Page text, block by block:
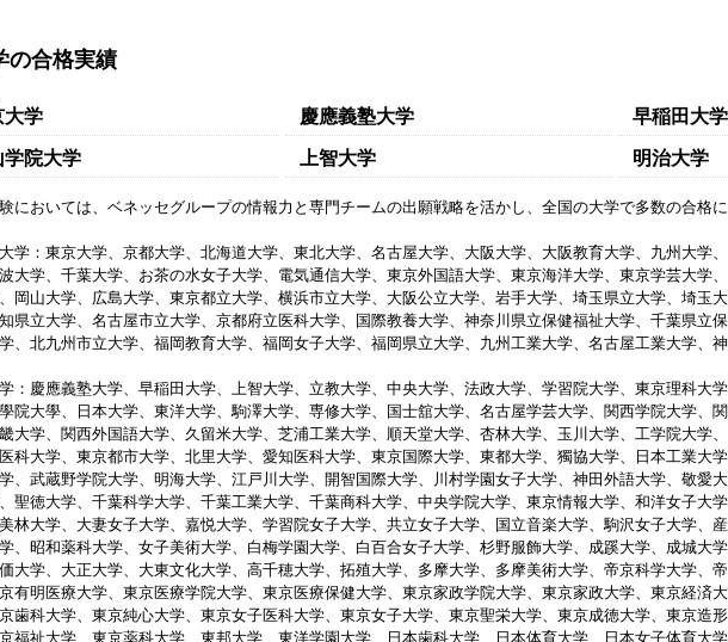
の合格実績
大学 慶應義塾大学 早稲田大学
学院大学 上智大学 明治大学
においては、ベネッセグループの情報力と専門チームの出願戦略を活かし、全国の大学で多数の合格
学：東京大学、京都大学、北海道大学、東北大学、名古屋大学、大阪大学、大阪教育大学、九州大学
大学、千葉大学、お茶の水女子大学、電気通信大学、東京外国語大学、東京海洋大学、東京学芸大学
岡山大学、広島大学、東京都立大学、横浜市立大学、大阪公立大学、岩手大学、埼玉県立大学、埼玉
県立大学、名古屋市立大学、京都府立医科大学、国際教養大学、神奈川県立保健福祉大学、千葉県立
、北九州市立大学、福岡教育大学、福岡女子大学、福岡県立大学、九州工業大学、名古屋工業大学、
：慶應義塾大学、早稲田大学、上智大学、立教大学、中央大学、法政大学、学習院大学、東京理科大
院大學、日本大学、東洋大学、駒澤大学、専修大学、国士舘大学、名古屋学芸大学、関西学院大学、
大学、関西外国語大学、久留米大学、芝浦工業大学、順天堂大学、杏林大学、玉川大学、工学院大学
科大学、東京都市大学、北里大学、愛知医科大学、東京国際大学、東都大学、獨協大学、日本工業大
、武蔵野学院大学、明海大学、江戸川大学、開智国際大学、川村学園女子大学、神田外語大学、敬愛
聖徳大学、千葉科学大学、千葉工業大学、千葉商科大学、中央学院大学、東京情報大学、和洋女子大
林大学、大妻女子大学、嘉悦大学、学習院女子大学、共立女子大学、国立音楽大学、駒沢女子大学、
、昭和薬科大学、女子美術大学、白梅学園大学、白百合女子大学、杉野服飾大学、成蹊大学、成城大
大学、大正大学、大東文化大学、高千穂大学、拓殖大学、多摩大学、多摩美術大学、帝京科学大学、
有明医療大学、東京医療学院大学、東京医療保健大学、東京家政学院大学、東京家政大学、東京経済
歯科大学、東京純心大学、東京女子医科大学、東京女子大学、東京聖栄大学、東京成徳大学、東京造
福祉大学、東京薬科大学、東邦大学、東洋学園大学、日本歯科大学、日本体育大学、日本女子体育大